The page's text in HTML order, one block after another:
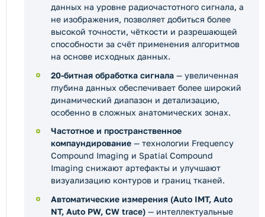
данных на уровне радиочастотного сигнала, а
не изображения, позволяет добиться более
высокой точности, чёткости и разрешающей
способности за счёт применения алгоритмов
на основе исходных данных.
20-битная обработка сигнала — увеличенная
глубина данных обеспечивает более широкий
динамический диапазон и детализацию,
особенно в сложных анатомических зонах.
Частотное и пространственное
компаундирование — технологии Frequency
Compound Imaging и Spatial Compound
Imaging снижают артефакты и улучшают
визуализацию контуров и границ тканей.
Автоматические измерения (Auto IMT, Auto
NT, Auto PW, CW trace) — интеллектуальные